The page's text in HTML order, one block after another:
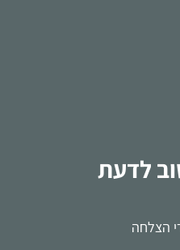
לדעת
הצלחה